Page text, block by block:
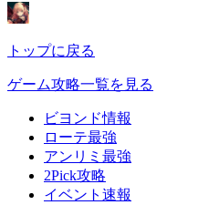
トップに戻る
ゲーム攻略一覧を見る
ビヨンド情報
ローテ最強
アンリミ最強
2Pick攻略
イベント速報